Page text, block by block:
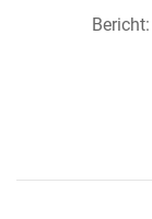
Bericht: